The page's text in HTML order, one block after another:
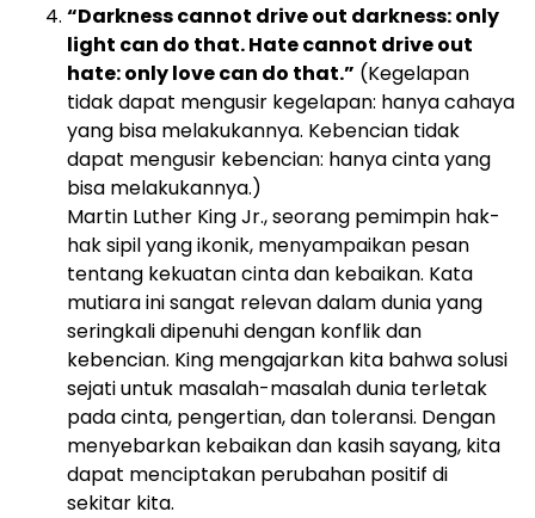
“Darkness cannot drive out darkness: only
light can do that. Hate cannot drive out
hate: only love can do that.” (Kegelapan
tidak dapat mengusir kegelapan: hanya cahaya
yang bisa melakukannya. Kebencian tidak
dapat mengusir kebencian: hanya cinta yang
bisa melakukannya.)
Martin Luther King Jr., seorang pemimpin hak-
hak sipil yang ikonik, menyampaikan pesan
tentang kekuatan cinta dan kebaikan. Kata
mutiara ini sangat relevan dalam dunia yang
seringkali dipenuhi dengan konflik dan
kebencian. King mengajarkan kita bahwa solusi
sejati untuk masalah-masalah dunia terletak
pada cinta, pengertian, dan toleransi. Dengan
menyebarkan kebaikan dan kasih sayang, kita
dapat menciptakan perubahan positif di
sekitar kita.